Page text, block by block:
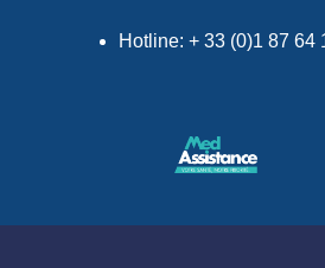
Hotline: + 33 (0)1 87 64